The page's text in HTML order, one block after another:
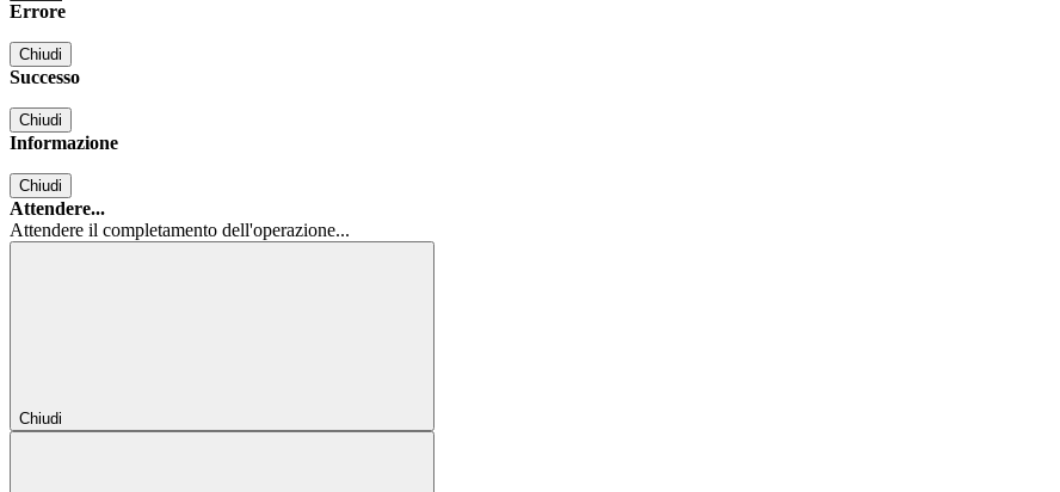
Errore
Chiudi
Successo
Chiudi
Informazione
Chiudi
Attendere...
Attendere il completamento dell'operazione...
Chiudi